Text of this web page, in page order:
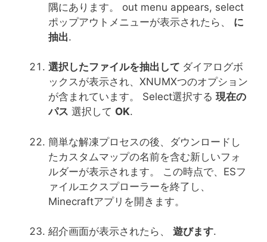
隅にあります。 out menu appears, select
ポップアウトメニューが表示されたら、 に
抽出.
選択したファイルを抽出して ダイアログボ
ックスが表示され、XNUMXつのオプション
が含まれています。 Select選択する 現在の
パス 選択して OK.
簡単な解凍プロセスの後、ダウンロードし
たカスタムマップの名前を含む新しいフォ
ルダーが表示されます。 この時点で、ESフ
ァイルエクスプローラーを終了し、
Minecraftアプリを開きます。
紹介画面が表示されたら、 遊びます.